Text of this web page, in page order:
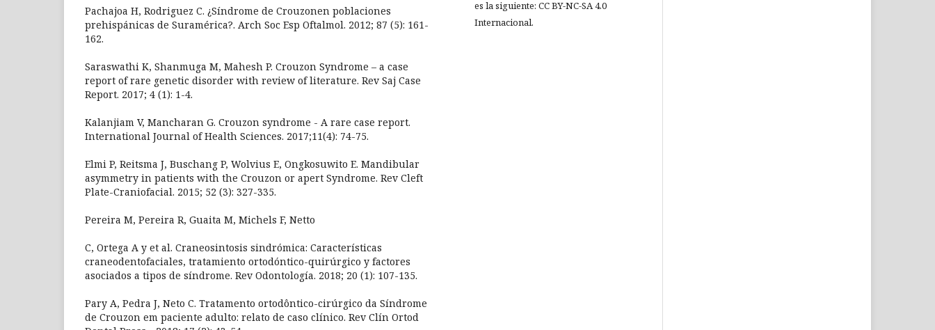
Pachajoa H, Rodriguez C. ¿Síndrome de Crouzonen poblaciones
prehispánicas de Suramérica?. Arch Soc Esp Oftalmol. 2012; 87 (5): 161-
162.
Saraswathi K, Shanmuga M, Mahesh P. Crouzon Syndrome – a case
report of rare genetic disorder with review of literature. Rev Saj Case
Report. 2017; 4 (1): 1-4.
Kalanjiam V, Mancharan G. Crouzon syndrome - A rare case report.
International Journal of Health Sciences. 2017;11(4): 74-75.
Elmi P, Reitsma J, Buschang P, Wolvius E, Ongkosuwito E. Mandibular
asymmetry in patients with the Crouzon or apert Syndrome. Rev Cleft
Plate-Craniofacial. 2015; 52 (3): 327-335.
Pereira M, Pereira R, Guaita M, Michels F, Netto
C, Ortega A y et al. Craneosintosis sindrómica: Características
craneodentofaciales, tratamiento ortodóntico-quirúrgico y factores
asociados a tipos de síndrome. Rev Odontología. 2018; 20 (1): 107-135.
Pary A, Pedra J, Neto C. Tratamento ortodôntico-cirúrgico da Síndrome
de Crouzon em paciente adulto: relato de caso clínico. Rev Clín Ortod
es la siguiente: CC BY-NC-SA 4.0
Internacional.